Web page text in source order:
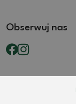
Obserwuj nas